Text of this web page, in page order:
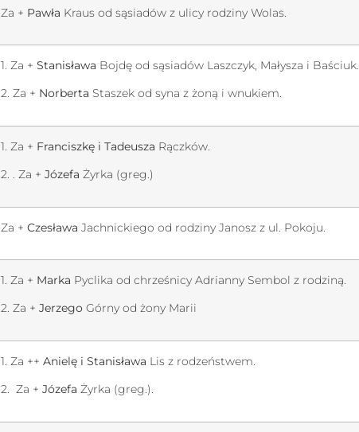
Za + Pawła Kraus od sąsiadów z ulicy rodziny Wolas.
1. Za + Stanisława Bojdę od sąsiadów Laszczyk, Małysza i Baściuk.
2. Za + Norberta Staszek od syna z żoną i wnukiem.
1. Za + Franciszkę i Tadeusza Rączków.
2. . Za + Józefa Żyrka (greg.)
Za + Czesława Jachnickiego od rodziny Janosz z ul. Pokoju.
1. Za + Marka Pyclika od chrześnicy Adrianny Sembol z rodziną.
2. Za + Jerzego Górny od żony Marii
1. Za ++ Anielę i Stanisława Lis z rodzeństwem.
2. Za + Józefa Żyrka (greg.).